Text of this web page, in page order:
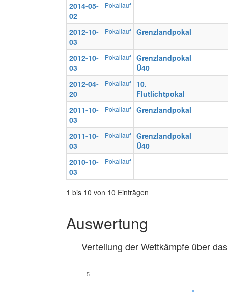
2014-05-
02
Pokallauf
2012-10-
03
Pokallauf Grenzlandpokal
2012-10-
03
Pokallauf
Grenzlandpokal
Ü40
2012-04-
20
Pokallauf
10.
Flutlichtpokal
2011-10-
03
Pokallauf Grenzlandpokal
2011-10-
03
Pokallauf
Grenzlandpokal
Ü40
2010-10-
03
Pokallauf
1 bis 10 von 10 Einträgen
Auswertung
Verteilung der Wettkämpfe über
5